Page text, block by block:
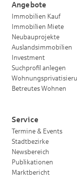
Angebote
Immobilien Kauf
Immobilien Miete
Neubauprojekte
Auslandsimmobilien
Investment
Suchprofil anlegen
Betreutes Wohnen
Service
Termine & Events
Stadtbezirke
Newsbereich
Publikationen
Marktbericht